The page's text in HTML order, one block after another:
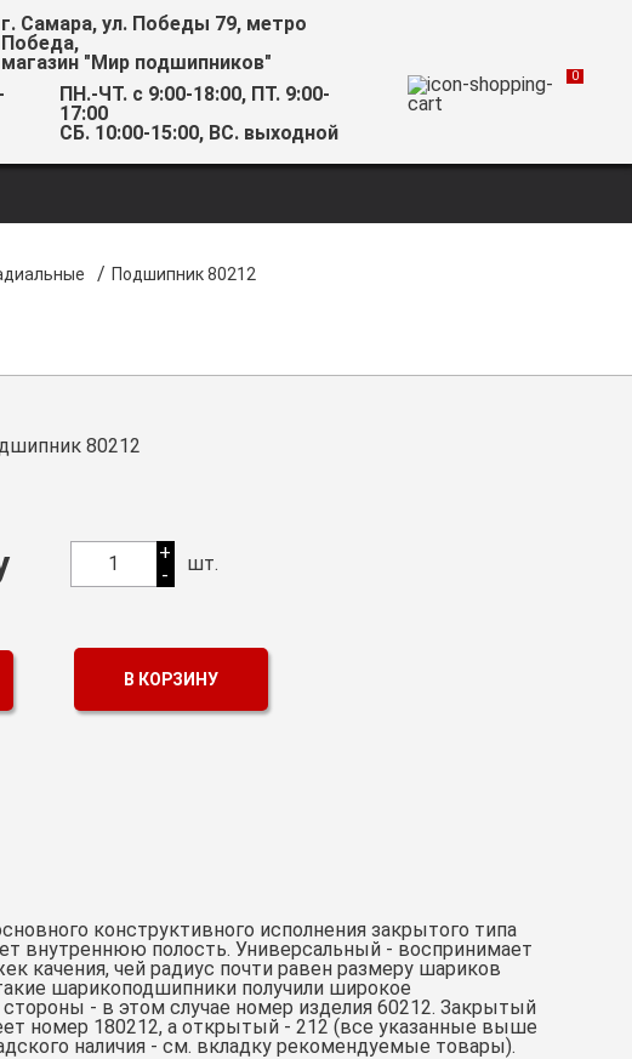
г. Самара, ул. Победы 79, метро
Победа,
магазин "Мир подшипников"
ПН.-ЧТ. с 9:00-18:00, ПТ. 9:00-
17:00
СБ. 10:00-15:00, ВС. выходной
0
/ Подшипник 80212
1
+
-
шт.
В КОРЗИНУ
конструктивного исполнения закрытого типа
внутреннюю полость. Универсальный - воспринимает
качения, чей радиус почти равен размеру шариков
шарикоподшипники получили широкое
- в этом случае номер изделия 60212. Закрытый
номер 180212, а открытый - 212 (все указанные выше
наличия - см. вкладку рекомендуемые товары).